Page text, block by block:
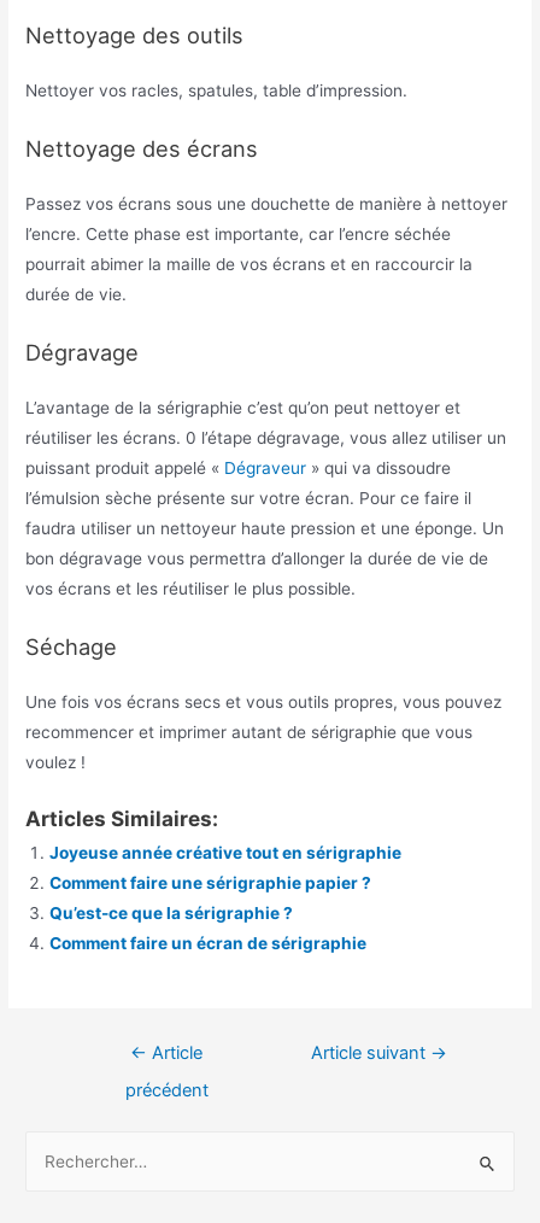
Nettoyage des outils
Nettoyer vos racles, spatules, table d’impression.
Nettoyage des écrans
Passez vos écrans sous une douchette de manière à nettoyer
l’encre. Cette phase est importante, car l’encre séchée
pourrait abimer la maille de vos écrans et en raccourcir la
durée de vie.
Dégravage
L’avantage de la sérigraphie c’est qu’on peut nettoyer et
réutiliser les écrans. 0 l’étape dégravage, vous allez utiliser un
puissant produit appelé « Dégraveur » qui va dissoudre
l’émulsion sèche présente sur votre écran. Pour ce faire il
faudra utiliser un nettoyeur haute pression et une éponge. Un
bon dégravage vous permettra d’allonger la durée de vie de
vos écrans et les réutiliser le plus possible.
Séchage
Une fois vos écrans secs et vous outils propres, vous pouvez
recommencer et imprimer autant de sérigraphie que vous
voulez !
Articles Similaires:
Joyeuse année créative tout en sérigraphie
Comment faire une sérigraphie papier ?
Qu’est-ce que la sérigraphie ?
Comment faire un écran de sérigraphie
Navigation← Article
précédent
Article suivant →